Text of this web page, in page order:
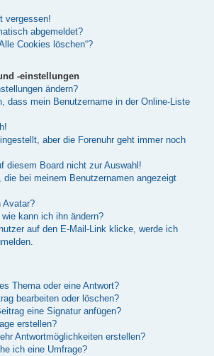
vergessen!
abgemeldet?
Cookies löschen“?
-einstellungen
ändern?
dass mein Benutzername in der Online-Liste
aber die Forenuhr geht immer noch
diesem Board nicht zur Auswahl!
bei meinem Benutzernamen angezeigt
Avatar?
kann ich ihn ändern?
auf den E-Mail-Link klicke, werde ich
Thema oder eine Antwort?
bearbeiten oder löschen?
eine Signatur anfügen?
erstellen?
Antwortmöglichkeiten erstellen?
ich eine Umfrage?